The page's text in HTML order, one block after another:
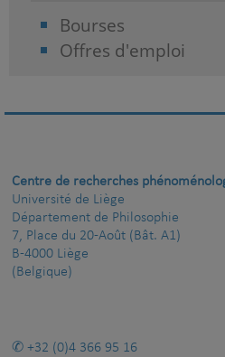
Bourses
Offres d'emploi
Centre de recherches
Université de Liège
Département de Philosophie
7, Place du 20-Août (Bât. A1)
B-4000 Liège
(Belgique)
+32 (0)4 366 95 16